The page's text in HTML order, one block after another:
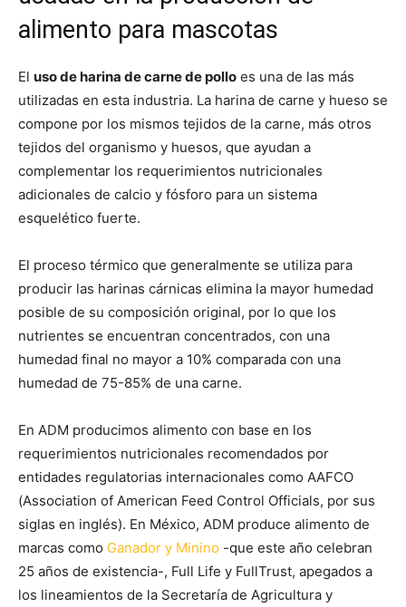
alimento para mascotas
El uso de harina de carne de pollo es una de las más
utilizadas en esta industria. La harina de carne y hueso se
compone por los mismos tejidos de la carne, más otros
tejidos del organismo y huesos, que ayudan a
complementar los requerimientos nutricionales
adicionales de calcio y fósforo para un sistema
esquelético fuerte.
El proceso térmico que generalmente se utiliza para
producir las harinas cárnicas elimina la mayor humedad
posible de su composición original, por lo que los
nutrientes se encuentran concentrados, con una
humedad final no mayor a 10% comparada con una
humedad de 75-85% de una carne.
En ADM producimos alimento con base en los
requerimientos nutricionales recomendados por
entidades regulatorias internacionales como AAFCO
(Association of American Feed Control Officials, por sus
siglas en inglés). En México, ADM produce alimento de
marcas como Ganador y Minino -que este año celebran
25 años de existencia-, Full Life y FullTrust, apegados a
los lineamientos de la Secretaría de Agricultura y